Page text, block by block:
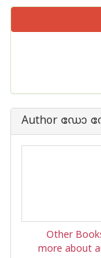
Author ഡോ
Other
more